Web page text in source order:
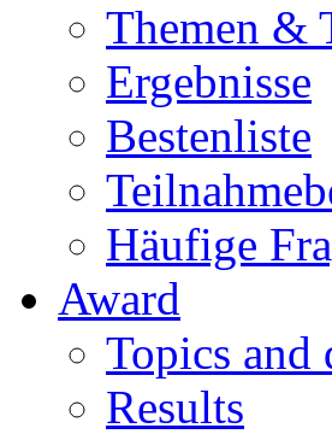
Themen &
Ergebnisse
Bestenliste
Häufige
Award
Topics and
Results